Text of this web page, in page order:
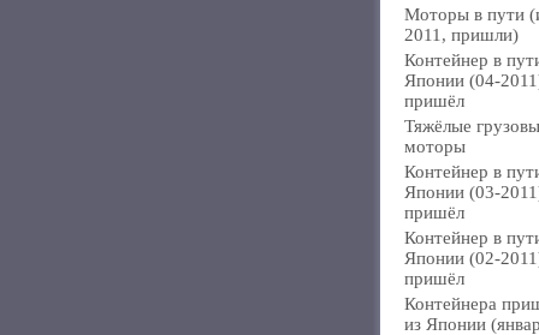
Моторы в пути
2011, пришли)
Контейнер в
Японии (04-
пришёл
Тяжёлые
моторы
Контейнер в
Японии (03-
пришёл
Контейнер в
Японии (02-
пришёл
Контейнера
из Японии